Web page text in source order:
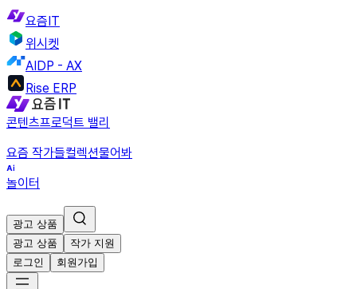
요즘IT
위시켓
AIDP - AX
Rise ERP
콘텐츠프로덕트 밸리
요즘 작가들컬렉션물어봐
놀이터
광고 상품
광고 상품
작가 지원
로그인
회원가입